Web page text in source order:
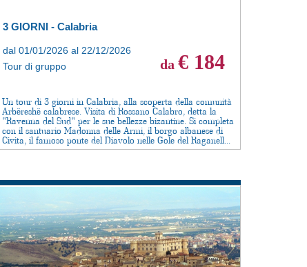
dal 01/01/2026 al 22/12/2026
3 GIORNI - Calabria
Tour di gruppo
Un tour di 3 giorni in Calabria, alla scoperta della comunità
Arbëreshë calabrese. Visita di Rossano Calabro, detta la
"Ravenna del Sud" per le sue bellezze bizantine. Si completa
con il santuario Madonna delle Armi, il borgo albanese di
Civita, il famoso ponte del Diavolo nelle Gole del Raganell...
da € 184